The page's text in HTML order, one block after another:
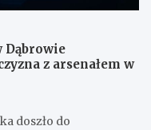
z arsenałem w
doszło do